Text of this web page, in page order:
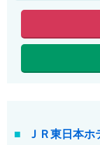
ＪＲ東日本